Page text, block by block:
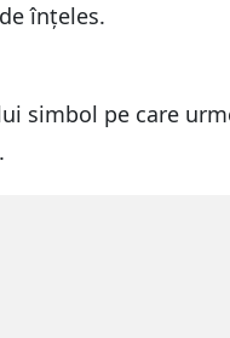
înțeles.
simbol pe care